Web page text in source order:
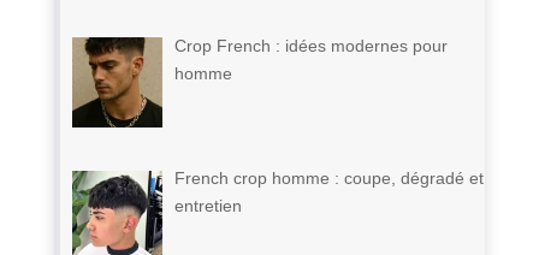
Crop French : idées modernes pour
homme
French crop homme : coupe, dégradé et
entretien